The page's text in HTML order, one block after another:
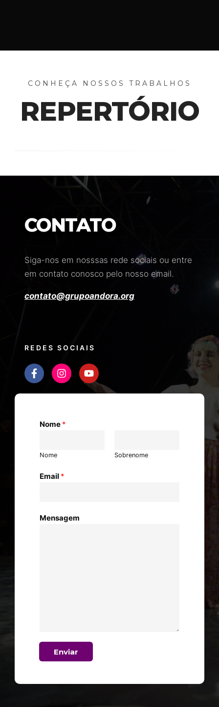
CONHEÇA NOSSOS TRABALHOS
REPERTÓRIO
CONTATO
Siga-nos em nosssas rede sociais ou entre
em contato conosco pelo nosso email.
contato@grupoandora.org
REDES SOCIAIS
Nome *
Nome Sobrenome
Email *
Mensagem
Enviar